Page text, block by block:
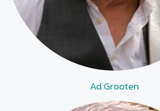
Ad Grooten